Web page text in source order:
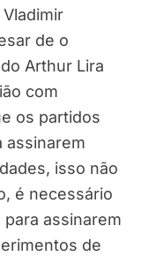
de o
Arthur Lira
com
os partidos
assinarem
isso não
é necessário
assinarem
de